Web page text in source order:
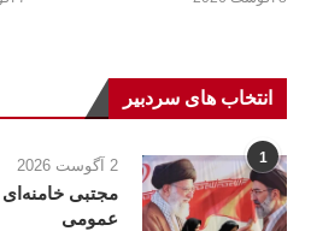
انتخاب های سردبیر
1 2 آگوست 2026
عمومی